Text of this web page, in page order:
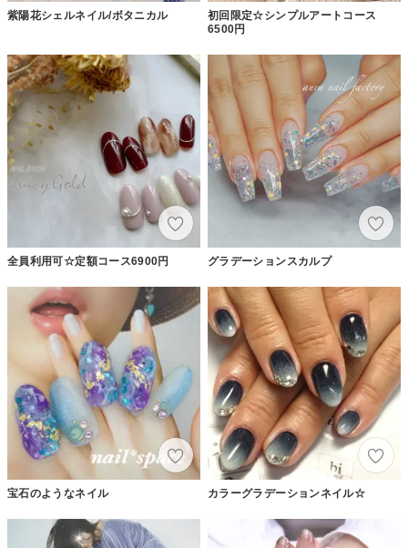
紫陽花シェルネイル/ボタニカル
初回限定☆シンプルアートコース
6500円
全員利用可☆定額コース6900円 グラデーションスカルプ
宝石のようなネイル カラーグラデーションネイル☆